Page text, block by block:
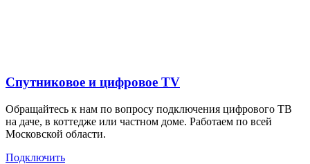
Спутниковое и цифровое TV
Обращайтесь к нам по вопросу подключения цифрового ТВ
на даче, в коттедже или частном доме. Работаем по всей
Московской области.
Подключить